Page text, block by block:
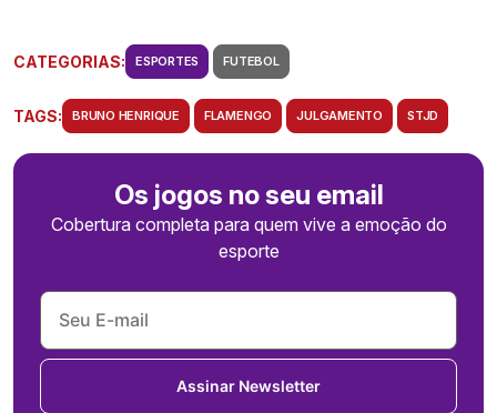
CATEGORIAS: ESPORTES FUTEBOL
TAGS: BRUNO HENRIQUE FLAMENGO JULGAMENTO STJD
Os jogos no seu email
Cobertura completa para quem vive a emoção do
esporte
Assinar Newsletter